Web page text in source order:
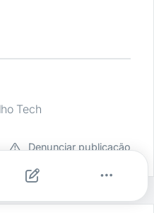
Tech
Denunciar publicação